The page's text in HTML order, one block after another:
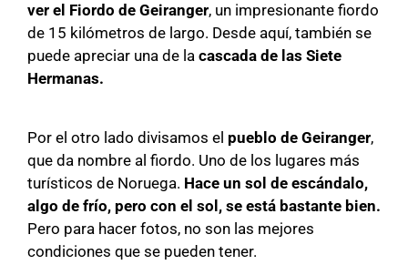
ver el Fiordo de Geiranger, un impresionante fiordo
de 15 kilómetros de largo. Desde aquí, también se
puede apreciar una de la cascada de las Siete
Hermanas.
Por el otro lado divisamos el pueblo de Geiranger,
que da nombre al fiordo. Uno de los lugares más
turísticos de Noruega. Hace un sol de escándalo,
algo de frío, pero con el sol, se está bastante bien.
Pero para hacer fotos, no son las mejores
condiciones que se pueden tener.